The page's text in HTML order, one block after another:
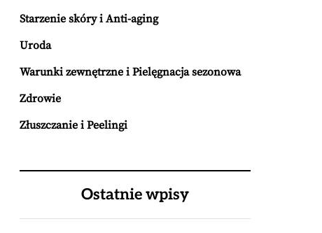
Starzenie skóry i Anti-aging
Uroda
Warunki zewnętrzne i Pielęgnacja sezonowa
Zdrowie
Złuszczanie i Peelingi
Ostatnie wpisy